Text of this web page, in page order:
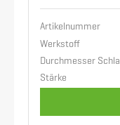
Artikelnummer
Werkstoff
Durchmesser
Stärke